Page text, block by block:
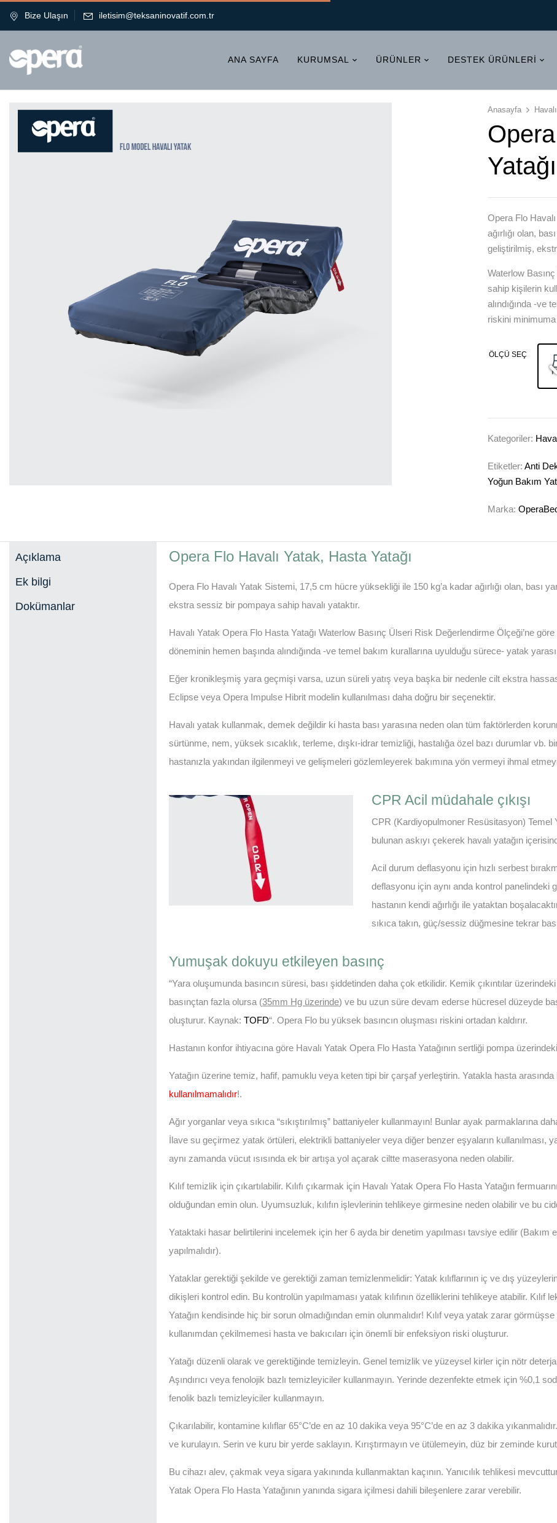
Bize Ulaşın iletisim@teksaninovatif.com.tr
ANA SAYFA KURUMSAL ÜRÜNLER DESTEK ÜRÜNLERI
Anasayfa
Yatağı
Opera Flo
ağırlığı olan,
geliştirilmiş,
Waterlow
sahip kişilerin
alındığında -ve
riskini minimuma
ÖLÇÜ SEÇ
Kategoriler:
Etiketler: Anti
Yoğun Bakım
Marka:
Açıklama
Ek bilgi
Dokümanlar
Opera Flo Havalı Yatak, Hasta Yatağı
Opera Flo Havalı Yatak Sistemi, 17,5 cm hücre yüksekliği ile 150 kg’a kadar ağırlığı olan, bası
ekstra sessiz bir pompaya sahip havalı yataktır.
Havalı Yatak Opera Flo Hasta Yatağı Waterlow Basınç Ülseri Risk Değerlendirme Ölçeği’ne
döneminin hemen başında alındığında -ve temel bakım kurallarına uyulduğu sürece- yatak
Eğer kronikleşmiş yara geçmişi varsa, uzun süreli yatış veya başka bir nedenle cilt ekstra
Eclipse veya Opera Impulse Hibrit modelin kullanılması daha doğru bir seçenektir.
Havalı yatak kullanmak, demek değildir ki hasta bası yarasına neden olan tüm faktörlerden
sürtünme, nem, yüksek sıcaklık, terleme, dışkı-idrar temizliği, hastalığa özel bazı durumlar vb.
hastanızla yakından ilgilenmeyi ve gelişmeleri gözlemleyerek bakımına yön vermeyi ihmal
CPR Acil müdahale çıkışı
CPR (Kardiyopulmoner Resüsitasyon) Temel
bulunan askıyı çekerek havalı yatağın
Acil durum deflasyonu için hızlı serbest
deflasyonu için aynı anda kontrol
hastanın kendi ağırlığı ile yataktan
sıkıca takın, güç/sessiz düğmesine tekrar
Yumuşak dokuyu etkileyen basınç
“Yara oluşumunda basıncın süresi, bası şiddetinden daha çok etkilidir. Kemik çıkıntılar
basınçtan fazla olursa (35mm Hg üzerinde) ve bu uzun süre devam ederse hücresel düzeyde
oluşturur. Kaynak: TOFD“. Opera Flo bu yüksek basıncın oluşması riskini ortadan kaldırır.
Hastanın konfor ihtiyacına göre Havalı Yatak Opera Flo Hasta Yatağının sertliği pompa
Yatağın üzerine temiz, hafif, pamuklu veya keten tipi bir çarşaf yerleştirin. Yatakla hasta
kullanılmamalıdır!.
Ağır yorganlar veya sıkıca “sıkıştırılmış” battaniyeler kullanmayın! Bunlar ayak parmaklarına
İlave su geçirmez yatak örtüleri, elektrikli battaniyeler veya diğer benzer eşyaların kullanılması,
aynı zamanda vücut ısısında ek bir artışa yol açarak ciltte maserasyona neden olabilir.
Kılıf temizlik için çıkartılabilir. Kılıfı çıkarmak için Havalı Yatak Opera Flo Hasta Yatağın
olduğundan emin olun. Uyumsuzluk, kılıfın işlevlerinin tehlikeye girmesine neden olabilir ve bu
Yataktaki hasar belirtilerini incelemek için her 6 ayda bir denetim yapılması tavsiye edilir
yapılmalıdır).
Yataklar gerektiği şekilde ve gerektiği zaman temizlenmelidir: Yatak kılıflarının iç ve dış
dikişleri kontrol edin. Bu kontrolün yapılmaması yatak kılıfının özelliklerini tehlikeye atabilir.
Yatağın kendisinde hiç bir sorun olmadığından emin olunmalıdır! Kılıf veya yatak zarar
kullanımdan çekilmemesi hasta ve bakıcıları için önemli bir enfeksiyon riski oluşturur.
Yatağı düzenli olarak ve gerektiğinde temizleyin. Genel temizlik ve yüzeysel kirler için nötr
Aşındırıcı veya fenolojik bazlı temizleyiciler kullanmayın. Yerinde dezenfekte etmek için %0,1
fenolik bazlı temizleyiciler kullanmayın.
Çıkarılabilir, kontamine kılıflar 65°C’de en az 10 dakika veya 95°C’de en az 3 dakika
ve kurulayın. Serin ve kuru bir yerde saklayın. Kırıştırmayın ve ütülemeyin, düz bir zeminde
Bu cihazı alev, çakmak veya sigara yakınında kullanmaktan kaçının. Yanıcılık tehlikesi
Yatak Opera Flo Hasta Yatağının yanında sigara içilmesi dahili bileşenlere zarar verebilir.